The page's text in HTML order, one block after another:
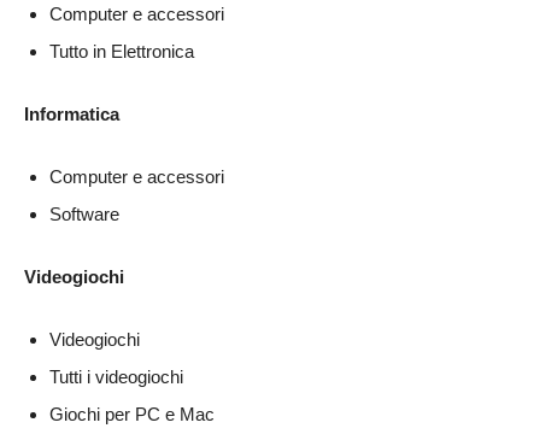
Computer e accessori
Tutto in Elettronica
Informatica
Computer e accessori
Software
Videogiochi
Videogiochi
Tutti i videogiochi
Giochi per PC e Mac